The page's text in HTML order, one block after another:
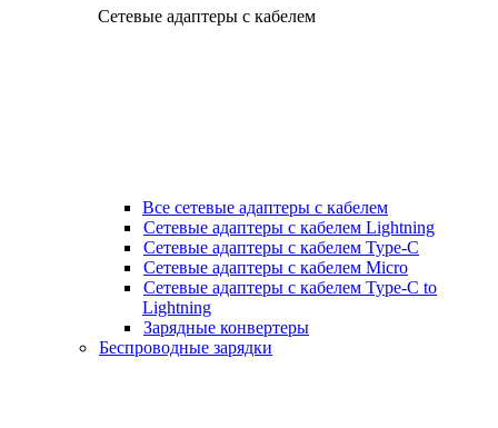
Сетевые адаптеры с кабелем
Все сетевые адаптеры с кабелем
Сетевые адаптеры с кабелем Lightning
Сетевые адаптеры с кабелем Type-C
Сетевые адаптеры с кабелем Micro
Сетевые адаптеры с кабелем Type-C to
Lightning
Зарядные конвертеры
Беспроводные зарядки